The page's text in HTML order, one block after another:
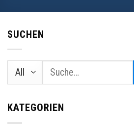
SUCHEN
Suche
nach:
KATEGORIEN